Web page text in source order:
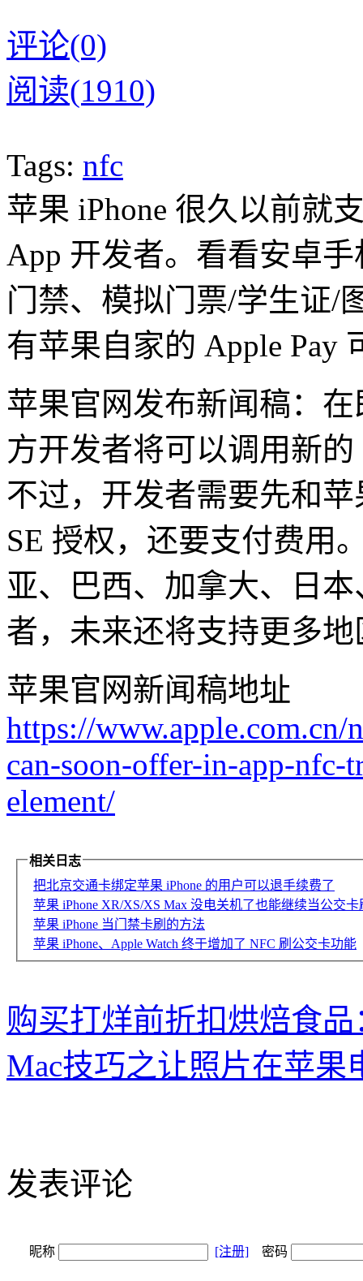
评论(0)
阅读(1910)
Tags: nfc
苹果 iPhone 很久以前就
App 开发者。看看安卓
门禁、模拟门票/学生证
有苹果自家的 Apple Pay
苹果官网发布新闻稿：
方开发者将可以调用新
不过，开发者需要先和
SE 授权，还要支付费用
亚、巴西、加拿大、日
者，未来还将支持更多地
苹果官网新闻稿地址
https://www.apple.com.cn/
can-soon-offer-in-app-nfc-
element/
相关日志
把北京交通卡绑定苹果 iPhone 的用户可以退手续费了
苹果 iPhone XR/XS/XS Max 没电关机了也能继续当公交卡
苹果 iPhone 当门禁卡刷的方法
苹果 iPhone、Apple Watch 终于增加了 NFC 刷公交卡功能
购买打烊前折扣烘焙食
Mac技巧之让照片在苹果
发表评论
昵称 [注册] 密码